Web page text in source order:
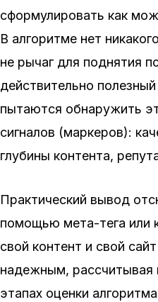
сформулировать как
В алгоритме нет
не рычаг для поднятия
действительно
пытаются обнаружить
сигналов (маркеров):
глубины контента,
Практический вывод
помощью мета-тега или
свой контент и свой
надежным, рассчитывая
этапах оценки